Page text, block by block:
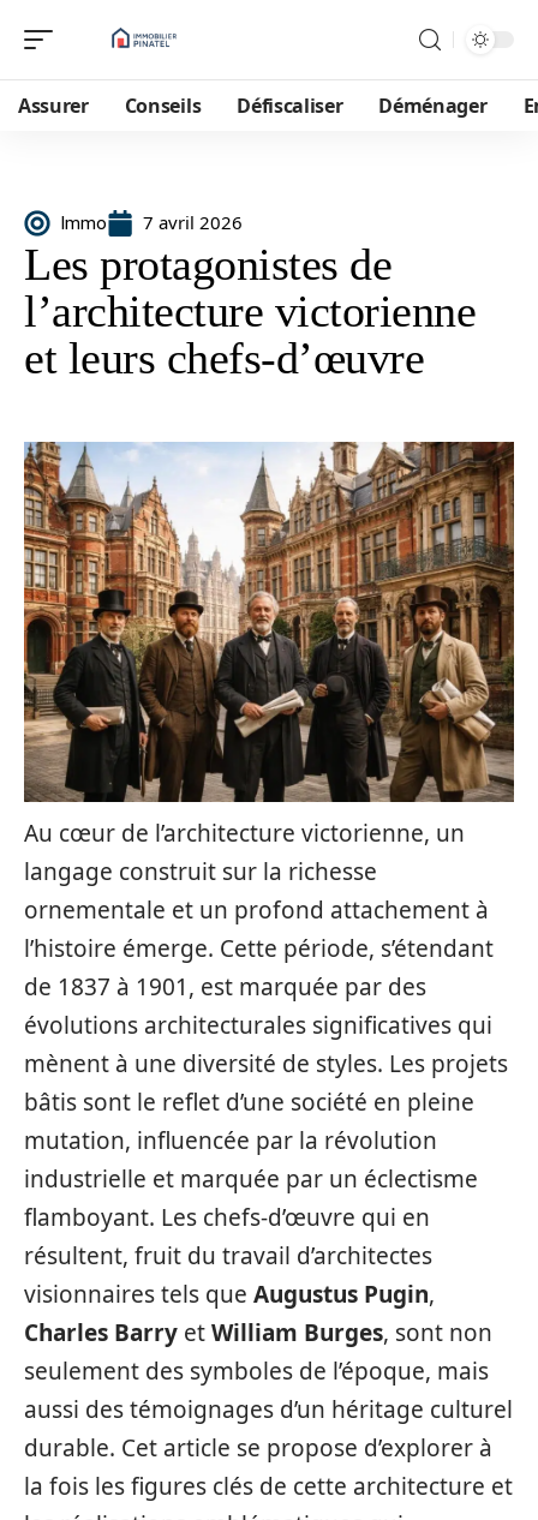
Assurer Conseils Défiscaliser Déménager
Immo 7 avril 2026
Les protagonistes de
l’architecture victorienne
et leurs chefs-d’œuvre
Au cœur de l’architecture victorienne, un
langage construit sur la richesse
ornementale et un profond attachement à
l’histoire émerge. Cette période, s’étendant
de 1837 à 1901, est marquée par des
évolutions architecturales significatives qui
mènent à une diversité de styles. Les projets
bâtis sont le reflet d’une société en pleine
mutation, influencée par la révolution
industrielle et marquée par un éclectisme
flamboyant. Les chefs-d’œuvre qui en
résultent, fruit du travail d’architectes
visionnaires tels que Augustus Pugin,
Charles Barry etWilliam Burges, sont non
seulement des symboles de l’époque, mais
aussi des témoignages d’un héritage culturel
durable. Cet article se propose d’explorer à
la fois les figures clés de cette architecture et